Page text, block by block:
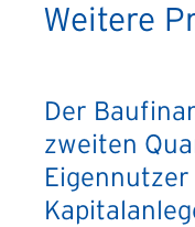
Weitere
Der
zweiten